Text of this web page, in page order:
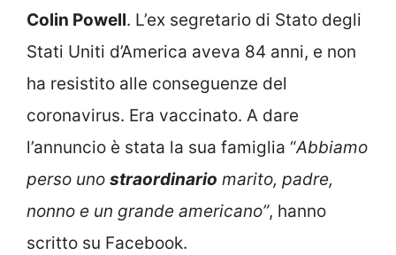
Colin Powell. L’ex segretario di Stato degli
Stati Uniti d’America aveva 84 anni, e non
ha resistito alle conseguenze del
coronavirus. Era vaccinato. A dare
l’annuncio è stata la sua famiglia “Abbiamo
perso uno straordinario marito, padre,
nonno e un grande americano”, hanno
scritto su Facebook.